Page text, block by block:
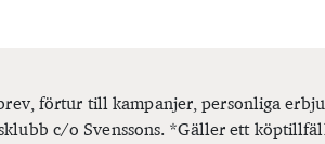
förtur till kampanjer, personliga
c/o Svenssons. *Gäller ett